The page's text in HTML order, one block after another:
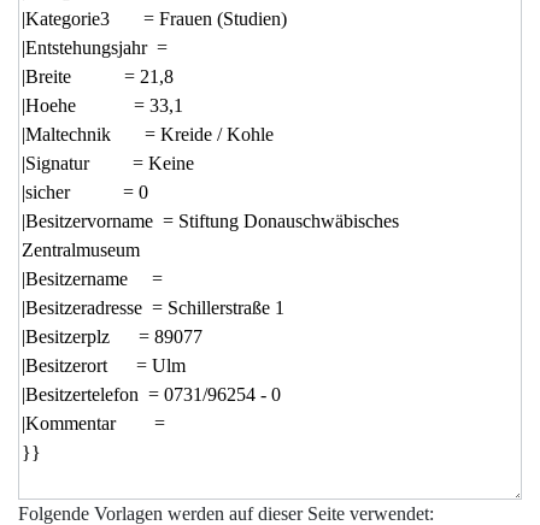
Folgende Vorlagen werden auf dieser Seite verwendet: